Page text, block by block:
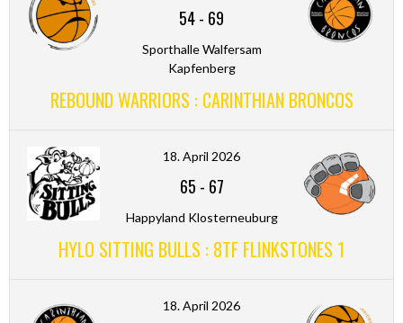
54- 69
Sporthalle Walfersam
Kapfenberg
REBOUND WARRIORS : CARINTHIAN BRONCOS
18. April 2026
65 - 67
Happyland Klosterneuburg
HYLO SITTING BULLS : 8TF FLINKSTONES 1
18. April 2026